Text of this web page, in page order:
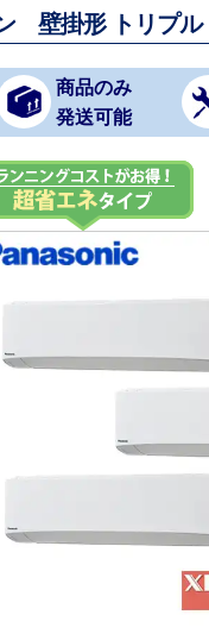
壁掛形 トリプ
商品のみ
発送可能